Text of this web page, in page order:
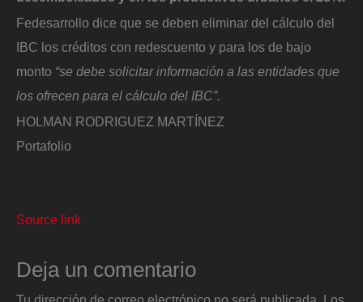
Fedesarrollo dice que se deben eliminar del cálculo del
IBC los créditos con redescuento y para los de bajo
monto “se debe solicitar información a las entidades que
los ofrecen para el cálculo del IBC”.
HOLMAN RODRIGUEZ MARTÍNEZ
Portafolio
Source link
Deja un comentario